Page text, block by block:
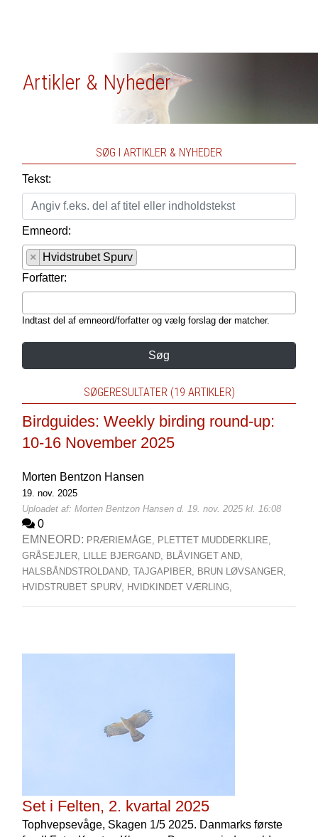
Artikler & Nyheder
SØG I ARTIKLER & NYHEDER
Tekst:
Emneord:
×
Hvidstrubet Spurv
Forfatter:
Indtast del af emneord/forfatter og vælg forslag der matcher.
Søg
SØGERESULTATER (19 ARTIKLER)
Birdguides: Weekly birding round-up:
10-16 November 2025
Morten Bentzon Hansen
19. nov. 2025
Uploadet af: Morten Bentzon Hansen d. 19. nov. 2025 kl. 16:08
0
EMNEORD: PRÆRIEMÅGE, PLETTET MUDDERKLIRE,
GRÅSEJLER, LILLE BJERGAND, BLÅVINGET AND,
HALSBÅNDSTROLDAND, TAJGAPIBER, BRUN LØVSANGER,
HVIDSTRUBET SPURV, HVIDKINDET VÆRLING,
Set i Felten, 2. kvartal 2025
Tophvepsevåge, Skagen 1/5 2025. Danmarks første